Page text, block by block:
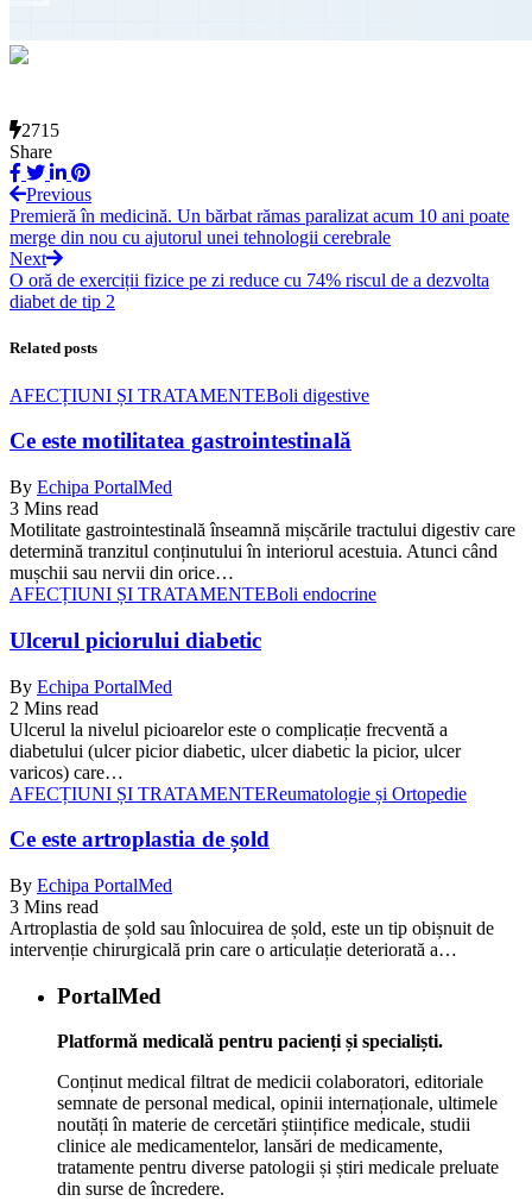
2715
Share
Previous
Premieră în medicină. Un bărbat rămas paralizat acum 10 ani poate
merge din nou cu ajutorul unei tehnologii cerebrale
Next
O oră de exerciții fizice pe zi reduce cu 74% riscul de a dezvolta
diabet de tip 2
Related posts
AFECȚIUNI ȘI TRATAMENTEBoli digestive
Ce este motilitatea gastrointestinală
By Echipa PortalMed
3 Mins read
Motilitate gastrointestinală înseamnă mișcările tractului digestiv care
determină tranzitul conținutului în interiorul acestuia. Atunci când
mușchii sau nervii din orice…
AFECȚIUNI ȘI TRATAMENTEBoli endocrine
Ulcerul piciorului diabetic
By Echipa PortalMed
2 Mins read
Ulcerul la nivelul picioarelor este o complicație frecventă a
diabetului (ulcer picior diabetic, ulcer diabetic la picior, ulcer
varicos) care…
AFECȚIUNI ȘI TRATAMENTEReumatologie și Ortopedie
Ce este artroplastia de șold
By Echipa PortalMed
3 Mins read
Artroplastia de șold sau înlocuirea de șold, este un tip obișnuit de
intervenție chirurgicală prin care o articulație deteriorată a…
PortalMed
Platformă medicală pentru pacienți și specialiști.
Conținut medical filtrat de medicii colaboratori, editoriale
semnate de personal medical, opinii internaționale, ultimele
noutăți în materie de cercetări științifice medicale, studii
clinice ale medicamentelor, lansări de medicamente,
tratamente pentru diverse patologii și știri medicale preluate
din surse de încredere.